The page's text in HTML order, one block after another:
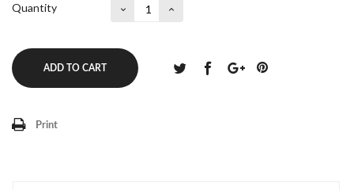
Quantity
ADD TO CART
Print